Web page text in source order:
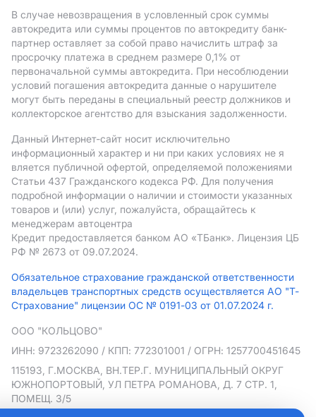
В случае невозвращения в условленный срок суммы
автокредита или суммы процентов по автокредиту банк-
партнер оставляет за собой право начислить штраф за
просрочку платежа в среднем размере 0,1% от
первоначальной суммы автокредита. При несоблюдении
условий погашения автокредита данные о нарушителе
могут быть переданы в специальный реестр должников и
коллекторское агентство для взыскания задолженности.
Данный Интернет-сайт носит исключительно
информационный характер и ни при каких условиях не я
вляется публичной офертой, определяемой положениями
Статьи 437 Гражданского кодекса РФ. Для получения
подробной информации о наличии и стоимости указанных
товаров и (или) услуг, пожалуйста, обращайтесь к
менеджерам автоцентра
Кредит предоставляется банком АO «ТБанк». Лицензия ЦБ
РФ № 2673 от 09.07.2024.
Обязательное страхование гражданской ответственности
владельцев транспортных средств осуществляется АО "Т-
Страхование" лицензии ОС № 0191-03 от 01.07.2024 г.
ООО "КОЛЬЦОВО"
ИНН: 9723262090 / КПП: 772301001 / ОГРН: 1257700451645
115193, Г.МОСКВА, ВН.ТЕР.Г. МУНИЦИПАЛЬНЫЙ ОКРУГ
ЮЖНОПОРТОВЫЙ, УЛ ПЕТРА РОМАНОВА, Д. 7 СТР. 1,
ПОМЕЩ. 3/5